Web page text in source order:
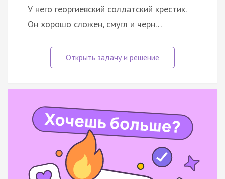
У него георгиевский солдатский крестик.
Он хорошо сложен, смугл и черн…